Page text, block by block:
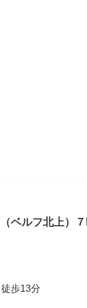
ベルフ北上）
歩13分